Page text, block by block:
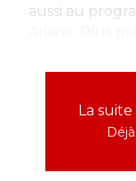
aussi au
La